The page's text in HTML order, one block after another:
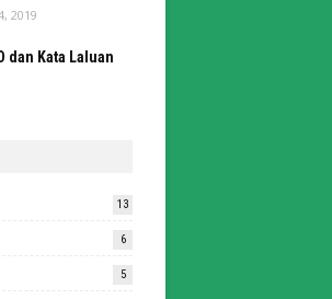
2019
dan Kata Laluan
13
6
5